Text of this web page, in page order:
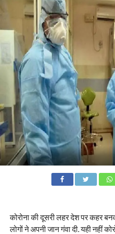
कोरोना की दूसरी लहर देश पर कहर
लोगों ने अपनी जान गंवा दी. यही नहीं